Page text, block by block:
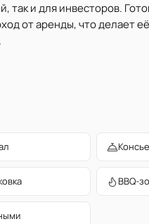
так и для инвесторов.
от аренды, что делает
BBQ-